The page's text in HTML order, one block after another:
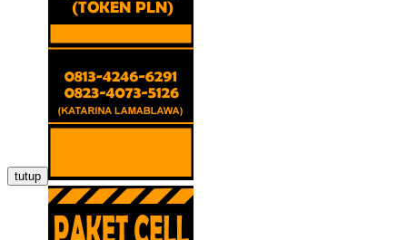
tutup